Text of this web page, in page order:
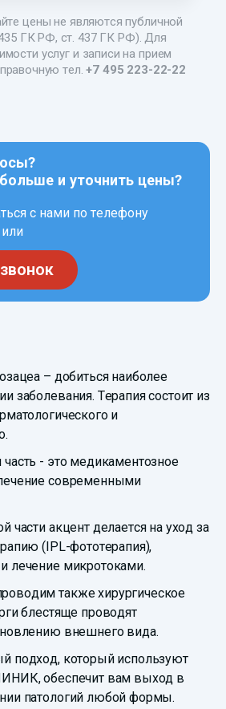
цены не являются публичной
ГК РФ, ст. 437 ГК РФ). Для
услуг и записи на прием
тел.+7 495 223-22-22
и уточнить цены?
с нами по телефону
или
– добиться наиболее
заболевания. Терапия состоит из
и
- это медикаментозное
современными
части акцент делается на уход за
(IPL-фототерапия),
лечение микротоками.
также хирургическое
блестяще проводят
внешнего вида.
подход, который используют
обеспечит вам выход в
патологий любой формы.